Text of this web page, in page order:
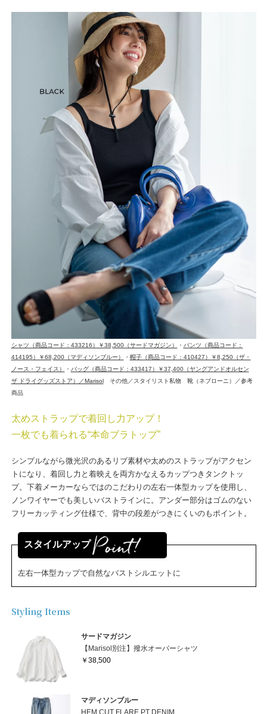
シャツ（商品コード：433216）￥38,500（サードマガジン） ・ パンツ（商品コード：
414195）￥68,200（マディソンブルー）
・ 帽子（商品コード：410427）￥8,250（ザ・
ノース・フェイス）
・ バッグ（商品コード：433417）￥37,400（ヤングアンドオルセン
ザ ドライグッズストア）／Marisolその他／スタイリスト私物 靴（ネブローニ）／参考
商品
太めストラップで着回し力アップ！
一枚でも着られる“本命ブラトップ”
シンプルながら微光沢のあるリブ素材や太めのストラップがアクセン
トになり、着回し力と着映えを両方かなえるカップつきタンクトッ
プ。下着メーカーならではのこだわりの左右一体型カップを使用し、
ノンワイヤーでも美しいバストラインに。アンダー部分はゴムのない
フリーカッティング仕様で、背中の段差がつきにくいのもポイント。
スタイルアップ
左右一体型カップで自然なバストシルエットに
Styling Items
サードマガジン
【Marisol別注】撥水オーバーシャツ
￥38,500
マディソンブルー
HEM CUT FLARE PT DENIM